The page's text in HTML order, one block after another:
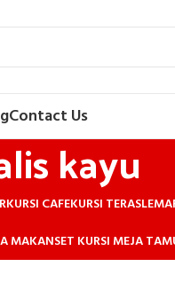
Contact Us
kayu
KURSI CAFEKURSI TERAS
MAKANSET KURSI MEJA